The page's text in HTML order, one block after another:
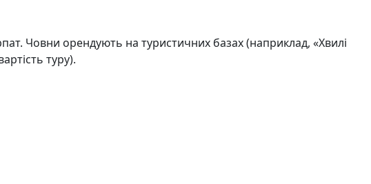
Човни орендують на туристичних базах (наприклад, «Хвилі
туру).